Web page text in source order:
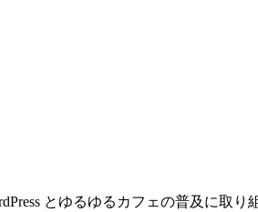
とゆるゆるカフェの普及に取